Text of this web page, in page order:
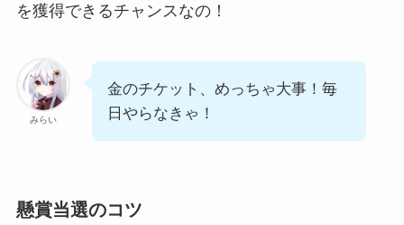
を獲得できるチャンスなの！
みらい
金のチケット、めっちゃ大事！毎
日やらなきゃ！
懸賞当選のコツ